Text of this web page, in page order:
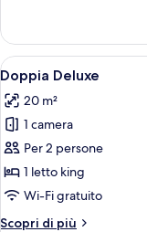
Junior
Apri
tutte
le
foto
per
Doppia
Deluxe
7
Doppia Deluxe
20 m²
1 camera
Per 2 persone
1 letto king
Wi-Fi gratuito
Scopri di più
Altri